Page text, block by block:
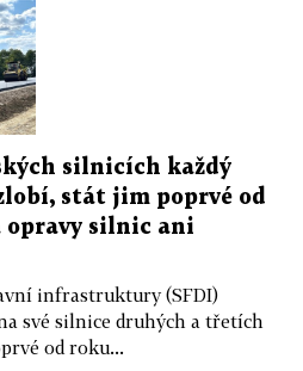
silnicích každý
stát jim poprvé od
opravy silnic ani
infrastruktury (SFDI)
své silnice druhých a třetích
od roku...